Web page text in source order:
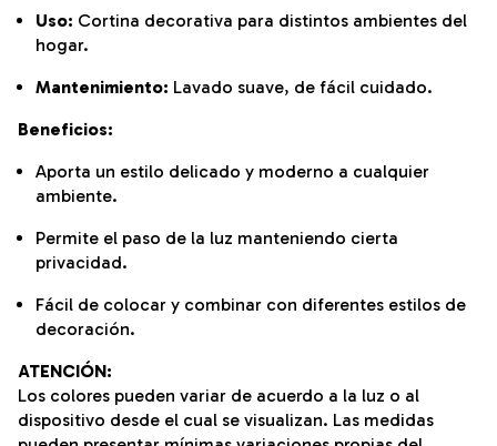
Uso: Cortina decorativa para distintos ambientes del
hogar.
Mantenimiento: Lavado suave, de fácil cuidado.
Beneficios:
Aporta un estilo delicado y moderno a cualquier
ambiente.
Permite el paso de la luz manteniendo cierta
privacidad.
Fácil de colocar y combinar con diferentes estilos de
decoración.
ATENCIÓN:
Los colores pueden variar de acuerdo a la luz o al
dispositivo desde el cual se visualizan. Las medidas